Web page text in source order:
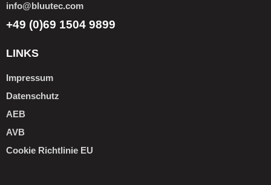
info@bluutec.com
+49 (0)69 1504 9899
LINKS
Impressum
Datenschutz
AEB
AVB
Cookie Richtlinie EU